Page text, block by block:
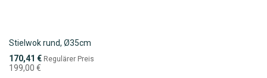
Stielwok rund, Ø35cm
Sonderpreis
170,41 € Regulärer Preis
199,00 €